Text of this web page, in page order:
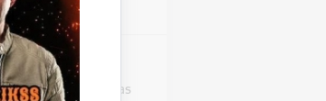
Beļavas mākslas